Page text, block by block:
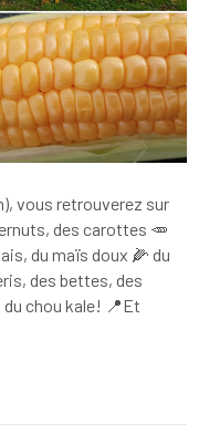
vous retrouverez sur
des carottes 🥕
du maïs doux 🌽 du
des bettes, des
chou kale! 📍Et